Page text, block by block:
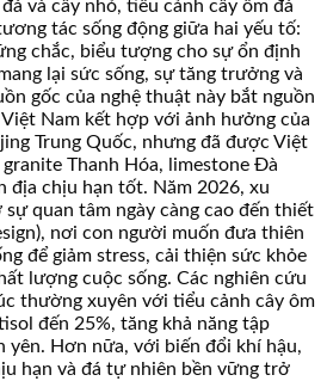
và cây nhỏ, tiểu cảnh cây ôm đá
tác sống động giữa hai yếu tố:
chắc, biểu tượng cho sự ổn định
lại sức sống, sự tăng trưởng và
gốc của nghệ thuật này bắt nguồn
Nam kết hợp với ảnh hưởng của
Trung Quốc, nhưng đã được Việt
Thanh Hóa, limestone Đà
địa chịu hạn tốt. Năm 2026, xu
quan tâm ngày càng cao đến thiết
nơi con người muốn đưa thiên
để giảm stress, cải thiện sức khỏe
lượng cuộc sống. Các nghiên cứu
thường xuyên với tiểu cảnh cây ôm
đến 25%, tăng khả năng tập
yên. Hơn nữa, với biến đổi khí hậu,
hạn và đá tự nhiên bền vững trở